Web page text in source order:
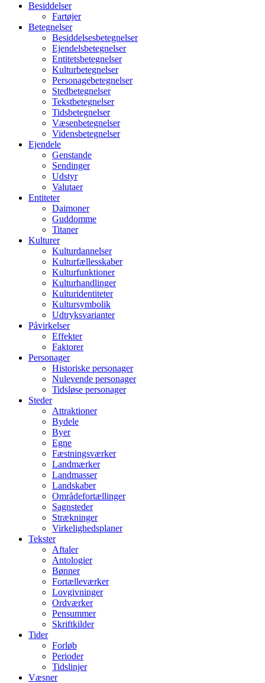
Besiddelser
Fartøjer
Betegnelser
Besiddelsesbetegnelser
Ejendelsbetegnelser
Entitetsbetegnelser
Kulturbetegnelser
Personagebetegnelser
Stedbetegnelser
Tekstbetegnelser
Tidsbetegnelser
Væsenbetegnelser
Vidensbetegnelser
Ejendele
Genstande
Sendinger
Udstyr
Valutaer
Entiteter
Daimoner
Guddomme
Titaner
Kulturer
Kulturdannelser
Kulturfællesskaber
Kulturfunktioner
Kulturhandlinger
Kulturidentiteter
Kultursymbolik
Udtryksvarianter
Påvirkelser
Effekter
Faktorer
Personager
Historiske personager
Nulevende personager
Tidsløse personager
Steder
Attraktioner
Bydele
Byer
Egne
Fæstningsværker
Landmærker
Landmasser
Landskaber
Områdefortællinger
Sagnsteder
Strækninger
Virkelighedsplaner
Tekster
Aftaler
Antologier
Bønner
Fortælleværker
Lovgivninger
Ordværker
Pensummer
Skriftkilder
Tider
Forløb
Perioder
Tidslinjer
Væsner